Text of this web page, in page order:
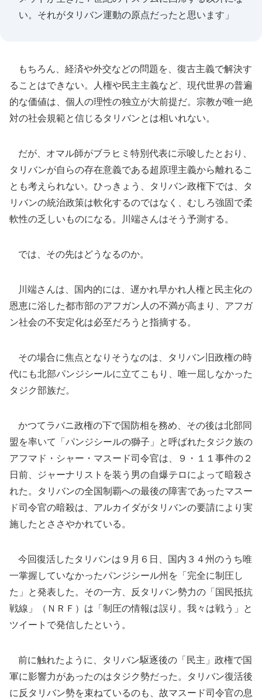
い。それがタリバン運動の原点だったと思います」
もちろん、経済や外交などの問題を、復古主義で解決す
ることはできない。人権や民主主義など、現代世界の普遍
的な価値は、個人の理性の独立が大前提だ。宗教が唯一絶
対の社会規範と信じるタリバンとは相いれない。
だが、オマル師がブラヒミ特別代表に示唆したとおり、
タリバンが自らの存在意義である超原理主義から離れるこ
とも考えられない。ひっきょう、タリバン政権下では、タ
リバンの統治政策は軟化するのではなく、むしろ強固で柔
軟性の乏しいものになる。川端さんはそう予測する。
では、その先はどうなるのか。
川端さんは、国内的には、遅かれ早かれ人権と民主化の
恩恵に浴した都市部のアフガン人の不満が高まり、アフガ
ン社会の不安定化は必至だろうと指摘する。
その場合に焦点となりそうなのは、タリバン旧政権の時
代にも北部パンジシールに立てこもり、唯一屈しなかった
タジク部族だ。
かつてラバニ政権の下で国防相を務め、その後は北部同
盟を率いて「パンジシールの獅子」と呼ばれたタジク族の
アフマド・シャー・マスード司令官は、９・１１事件の２
日前、ジャーナリストを装う男の自爆テロによって暗殺さ
れた。タリバンの全国制覇への最後の障害であったマスー
ド司令官の暗殺は、アルカイダがタリバンの要請により実
施したとささやかれている。
今回復活したタリバンは９月６日、国内３４州のうち唯
一掌握していなかったパンジシール州を「完全に制圧し
た」と発表した。その一方、反タリバン勢力の「国民抵抗
戦線」（ＮＲＦ）は「制圧の情報は誤り。我々は戦う」と
ツイートで発信したという。
前に触れたように、タリバン駆逐後の「民主」政権で国
軍に影響力があったのはタジク勢だった。タリバン復活後
に反タリバン勢を束ねているのも、故マスード司令官の息